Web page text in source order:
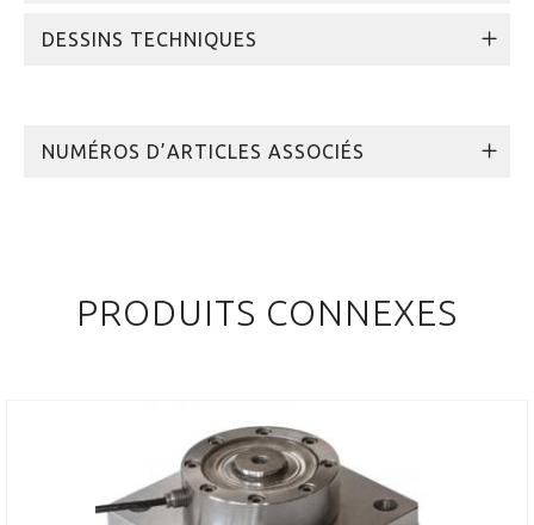
DESSINS TECHNIQUES
NUMÉROS D’ARTICLES ASSOCIÉS
PRODUITS CONNEXES